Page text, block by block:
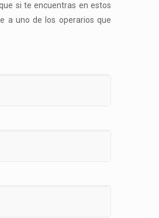
si te encuentras en estos
a uno de los operarios que